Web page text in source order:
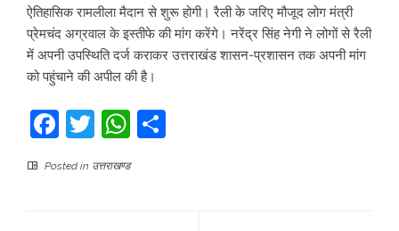
ऐतिहासिक रामलीला मैदान से शुरू होगी। रैली के जरिए मौजूद लोग मंत्री
प्रेमचंद अग्रवाल के इस्तीफे की मांग करेंगे। नरेंद्र सिंह नेगी ने लोगों से रैली
में अपनी उपस्थिति दर्ज कराकर उत्तराखंड शासन-प्रशासन तक अपनी मांग
को पहुंचाने की अपील की है।
Facebook
TwitterWhatsApp
Posted in उत्तराखण्ड